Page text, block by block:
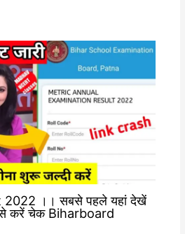
।। सबसे पहले यहां देखें
करें चेक Biharboard